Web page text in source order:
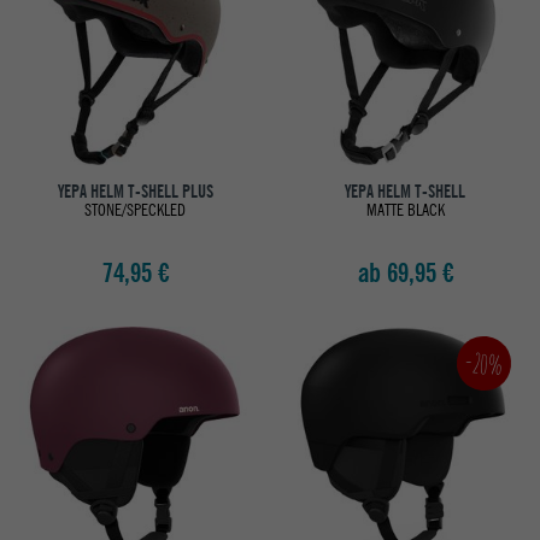
YEPA HELM T-SHELL PLUS
STONE/SPECKLED
74,95 €
YEPA HELM T-SHELL
MATTE BLACK
ab 69,95 €
-20%